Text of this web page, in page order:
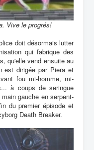
Vive le progrés!
doit désormais lutter
qui fabrique des
qu'elle vend ensuite au
est dirigée par Piera et
fou mi-homme, mi-
à coups de seringue
gauche en serpent-
du premier épisode et
Death Breaker.